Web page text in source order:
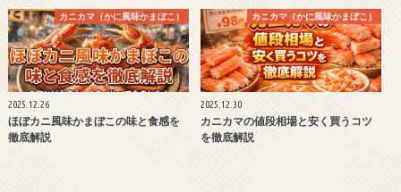
カニカマ（かに風味かまぼこ）
2025.12.26
ほぼカニ風味かまぼこの味と食感を
徹底解説
カニカマ（かに風味かまぼこ）
2025.12.30
カニカマの値段相場と安く買うコツ
を徹底解説